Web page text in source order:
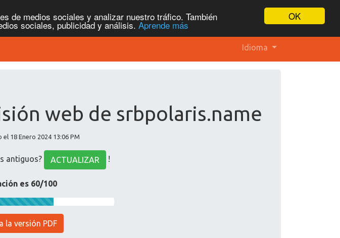
OK
de medios sociales y analizar nuestro tráfico. También
sociales, publicidad y análisis. Aprende más
Idioma
web de srbpolaris.name
el 18 Enero 2024 13:06 PM
antiguos? ACTUALIZAR !
es 60/100
la versión PDF